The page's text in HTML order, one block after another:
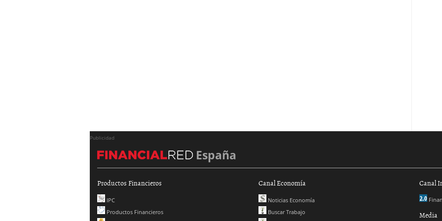
Publicidad
España
Productos Financieros
IPC
Productos Financieros
Canal Economía
Noticias Economía
Buscar Trabajo
Canal
Media